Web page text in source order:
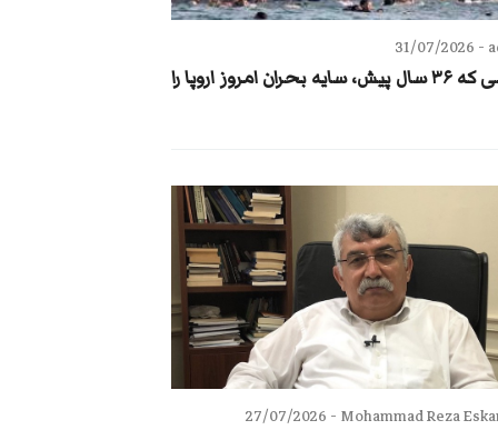
31/07/2026
فیلمی که ۳۶ سال پیش، سایه بحران امروز اروپا را
Mohammad Reza
27/07/2026